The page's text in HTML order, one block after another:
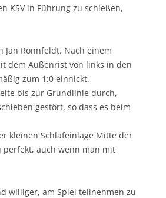
KSV in Führung zu schießen,
Jan Rönnfeldt. Nach einem
dem Außenrist von links in den
zum 1:0 einnickt.
bis zur Grundlinie durch,
gestört, so dass es beim
kleinen Schlafeinlage Mitte der
auch wenn man mit
williger, am Spiel teilnehmen zu